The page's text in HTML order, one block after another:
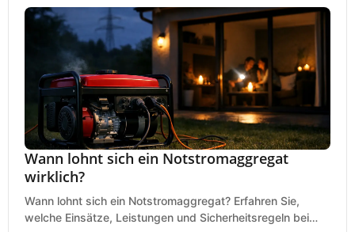
Wann lohnt sich ein Notstromaggregat
wirklich?
Wann lohnt sich ein Notstromaggregat? Erfahren Sie,
welche Einsätze, Leistungen und Sicherheitsregeln bei